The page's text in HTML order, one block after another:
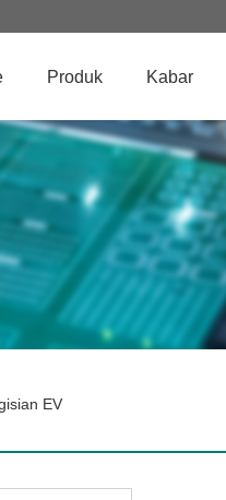
Produk Kabar
EV